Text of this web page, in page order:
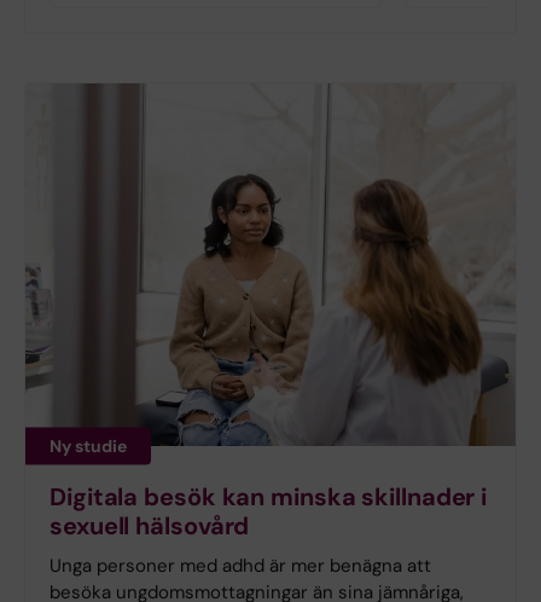
Ny studie
Digitala besök kan minska skillnader i
sexuell hälsovård
Unga personer med adhd är mer benägna att
besöka ungdomsmottagningar än sina jämnåriga,